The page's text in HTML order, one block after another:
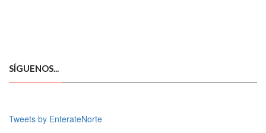
SÍGUENOS...
Tweets by EnterateNorte